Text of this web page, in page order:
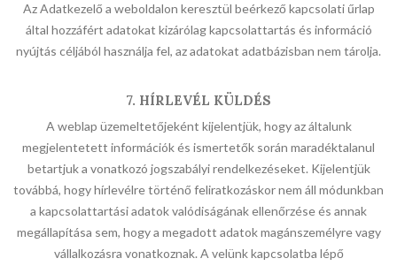
Az Adatkezelő a weboldalon keresztül beérkező kapcsolati űrlap
által hozzáfért adatokat kizárólag kapcsolattartás és információ
nyújtás céljából használja fel, az adatokat adatbázisban nem tárolja.
7. HÍRLEVÉL KÜLDÉS
A weblap üzemeltetőjeként kijelentjük, hogy az általunk
megjelentetett információk és ismertetők során maradéktalanul
betartjuk a vonatkozó jogszabályi rendelkezéseket. Kijelentjük
továbbá, hogy hírlevélre történő feliratkozáskor nem áll módunkban
a kapcsolattartási adatok valódiságának ellenőrzése és annak
megállapítása sem, hogy a megadott adatok magánszemélyre vagy
vállalkozásra vonatkoznak. A velünk kapcsolatba lépő